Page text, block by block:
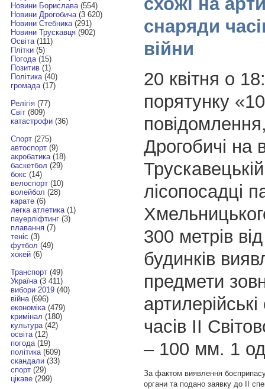
Новини Борислава(554)
Новини Дрогобича(3 620)
Новини Стебника(291)
Новини Трускавця(902)
Освіта(111)
Плітки(5)
Погода(15)
Позитив(1)
Політика(40)
громада(17)
Релігія(77)
Світ(809)
катастрофи(36)
Спорт(275)
автоспорт(9)
акробатика(18)
баскетбол (29)
бокс (14)
велоспорт(10)
волейбол (28)
карате(6)
легка атлетика(1)
пауерліфтинг(3)
плавання(7)
теніс (3)
футбол (49)
хокей(6)
Транспорт(49)
Україна(3 411)
вибори 2019(40)
війна(696)
економіка(479)
кримінал (180)
культура(42)
освіта(12)
погода(19)
політика(609)
скандали(33)
спорт(29)
цікаве(299)
снаряди
війни
20 квітня о
порятунку
Дрогобичі на
лісопосадці
300 метрів
будинків
предмети
часів ІІ
– 100 мм. 1
За фактом виявлення
органи та подано заявку до ІІ